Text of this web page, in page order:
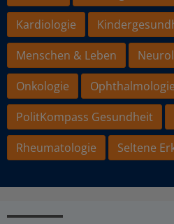
Kardiologie
Menschen & Leben
Onkologie
Ophthalmologie
PolitKompass Gesundheit
Rheumatologie
Seltene